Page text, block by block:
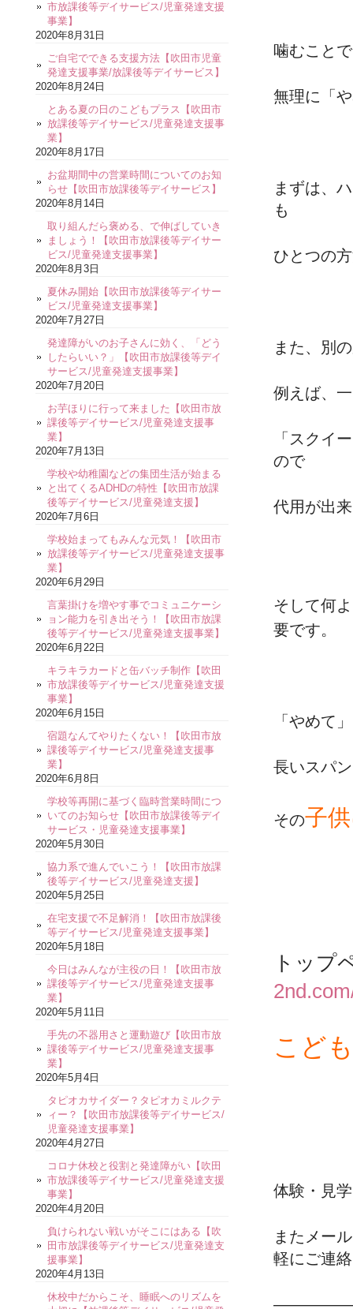
噛むこと
無理に「
まずは、
も
ひとつの
また、別
例えば、
「スクイ
ので
代用が出
そして何
要です。
「やめて
長いスパ
その子
トップ
こど
体験・見
またメー
軽にご連
市放課後等デイサービス/児童発達支援
事業】
2020年8月31日
ご自宅でできる支援方法【吹田市児童
発達支援事業/放課後等デイサービス】
2020年8月24日
とある夏の日のこどもプラス【吹田市
放課後等デイサービス/児童発達支援事
業】
2020年8月17日
お盆期間中の営業時間についてのお知
らせ【吹田市放課後等デイサービス】
2020年8月14日
取り組んだら褒める、で伸ばしていき
ましょう！【吹田市放課後等デイサー
ビス/児童発達支援事業】
2020年8月3日
夏休み開始【吹田市放課後等デイサー
ビス/児童発達支援事業】
2020年7月27日
発達障がいのお子さんに効く、「どう
したらいい？」【吹田市放課後等デイ
サービス/児童発達支援事業】
2020年7月20日
お芋ほりに行って来ました【吹田市放
課後等デイサービス/児童発達支援事
業】
2020年7月13日
学校や幼稚園などの集団生活が始まる
と出てくるADHDの特性【吹田市放課
後等デイサービス/児童発達支援】
2020年7月6日
学校始まってもみんな元気！【吹田市
放課後等デイサービス/児童発達支援事
業】
2020年6月29日
言葉掛けを増やす事でコミュニケーシ
ョン能力を引き出そう！【吹田市放課
後等デイサービス/児童発達支援事業】
2020年6月22日
キラキラカードと缶バッチ制作【吹田
市放課後等デイサービス/児童発達支援
事業】
2020年6月15日
宿題なんてやりたくない！【吹田市放
課後等デイサービス/児童発達支援事
業】
2020年6月8日
学校等再開に基づく臨時営業時間につ
いてのお知らせ【吹田市放課後等デイ
サービス・児童発達支援事業】
2020年5月30日
協力系で進んでいこう！【吹田市放課
後等デイサービス/児童発達支援】
2020年5月25日
在宅支援で不足解消！【吹田市放課後
等デイサービス/児童発達支援事業】
2020年5月18日
今日はみんなが主役の日！【吹田市放
課後等デイサービス/児童発達支援事
業】
2020年5月11日
手先の不器用さと運動遊び【吹田市放
課後等デイサービス/児童発達支援事
業】
2020年5月4日
タピオカサイダー？タピオカミルクテ
ィー？【吹田市放課後等デイサービス/
児童発達支援事業】
2020年4月27日
コロナ休校と役割と発達障がい【吹田
市放課後等デイサービス/児童発達支援
事業】
2020年4月20日
負けられない戦いがそこにはある【吹
田市放課後等デイサービス/児童発達支
援事業】
2020年4月13日
休校中だからこそ、睡眠へのリズムを